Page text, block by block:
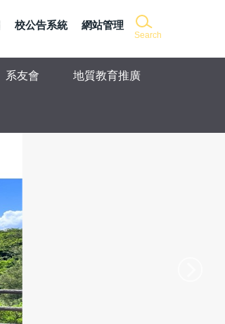
Search
校公告系統 網站管理
系友會 地質教育推廣